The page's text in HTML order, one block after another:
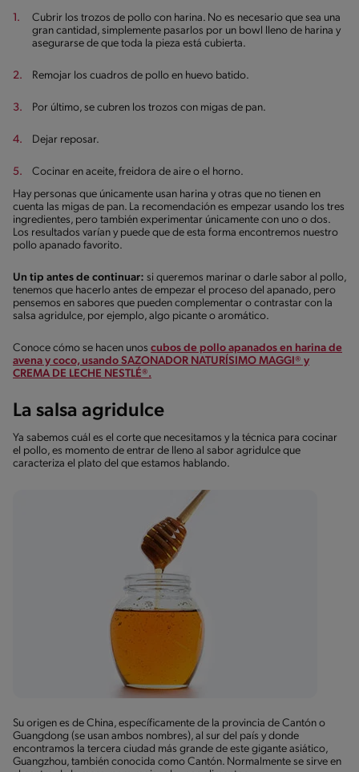
Cubrir los trozos de pollo con harina. No es necesario que sea una
gran cantidad, simplemente pasarlos por un bowl lleno de harina y
asegurarse de que toda la pieza está cubierta.
Remojar los cuadros de pollo en huevo batido.
Por último, se cubren los trozos con migas de pan.
Dejar reposar.
Cocinar en aceite, freidora de aire o el horno.
Hay personas que únicamente usan harina y otras que no tienen en
cuenta las migas de pan. La recomendación es empezar usando los tres
ingredientes, pero también experimentar únicamente con uno o dos.
Los resultados varían y puede que de esta forma encontremos nuestro
pollo apanado favorito.
Un tip antes de continuar: si queremos marinar o darle sabor al pollo,
tenemos que hacerlo antes de empezar el proceso del apanado, pero
pensemos en sabores que pueden complementar o contrastar con la
salsa agridulce, por ejemplo, algo picante o aromático.
Conoce cómo se hacen unos cubos de pollo apanados en harina de
avena y coco, usando SAZONADOR NATURÍSIMO MAGGI® y
CREMA DE LECHE NESTLÉ®.
La salsa agridulce
Ya sabemos cuál es el corte que necesitamos y la técnica para cocinar
el pollo, es momento de entrar de lleno al sabor agridulce que
caracteriza el plato del que estamos hablando.
Su origen es de China, específicamente de la provincia de Cantón o
Guangdong (se usan ambos nombres), al sur del país y donde
encontramos la tercera ciudad más grande de este gigante asiático,
Guangzhou, también conocida como Cantón. Normalmente se sirve en